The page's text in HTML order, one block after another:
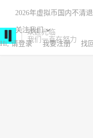
欢迎光临
我们一直在努力
2026年虚拟币国内不清
关注我们
Hi, 请登录
我要注册 找